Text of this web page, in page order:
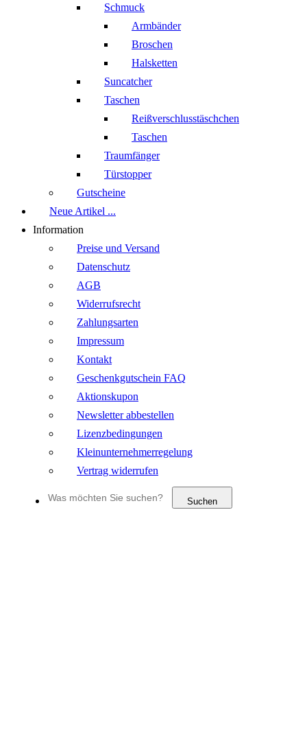
Schmuck
Armbänder
Broschen
Halsketten
Suncatcher
Taschen
Reißverschlusstäschchen
Taschen
Traumfänger
Türstopper
Gutscheine
Neue Artikel ...
Information
Preise und Versand
Datenschutz
AGB
Widerrufsrecht
Zahlungsarten
Impressum
Kontakt
Geschenkgutschein FAQ
Aktionskupon
Newsletter abbestellen
Lizenzbedingungen
Kleinunternehmerregelung
Vertrag widerrufen